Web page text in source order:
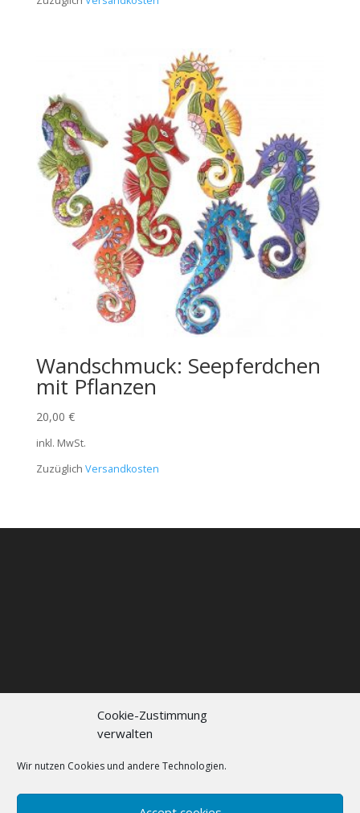
Cookie-Zustimmung
verwalten
Wir nutzen Cookies und andere Technologien.
Wandschmuck: Seepferdchen
mit Pflanzen
20,00 €
inkl. MwSt.
Zuzüglich Versandkosten
Kontakt
Datenschutzerklärung
Cookie policy (EU)